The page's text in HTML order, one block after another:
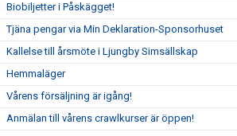
Biobiljetter i Påskägget!
Tjäna pengar via Min Deklaration-Sponsorhuset
Kallelse till årsmöte i Ljungby Simsällskap
Hemmaläger
Vårens försäljning är igång!
Anmälan till vårens crawlkurser är öppen!